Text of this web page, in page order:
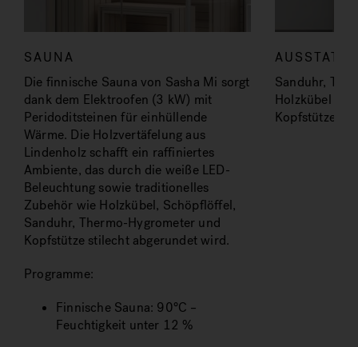
SAUNA
Die finnische Sauna von Sasha Mi sorgt
dank dem Elektroofen (3 kW) mit
Peridoditsteinen für einhüllende
Wärme. Die Holzvertäfelung aus
Lindenholz schafft ein raffiniertes
Ambiente, das durch die weiße LED-
Beleuchtung sowie traditionelles
Zubehör wie Holzkübel, Schöpflöffel,
Sanduhr, Thermo-Hygrometer und
Kopfstütze stilecht abgerundet wird.
Programme:
Finnische Sauna: 90°C –
Feuchtigkeit unter 12 %
Sanduhr,
Holzkübel
Kopfstütze.